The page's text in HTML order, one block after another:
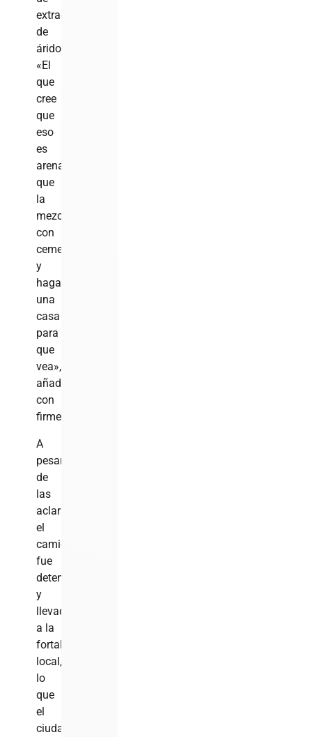
extracción
de
áridos.
«El
que
cree
que
eso
es
arena,
que
la
mezcle
con
cemento
y
haga
una
casa
para
que
vea»,
añadió
con
firmeza.
A
pesar
de
las
aclaraciones,
el
camión
fue
detenido
y
llevado
a la
fortaleza
local,
lo
que
el
ciudadano